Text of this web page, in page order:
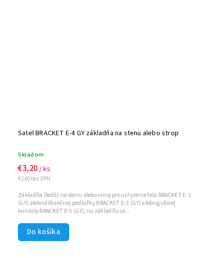
Satel BRACKET E-4 GY základňa na stenu alebo strop
Skladom
€2,60 bez DPH
€3,20 / ks
Do košíka
Základňa (šedá) na stenu alebo strop pre uchytenie tela BRACKET E-1
(GY) alebo dištančnej podložky BRACKET E-3 (GY) alebo guľovej
konzoly BRACKET E-5 (GY), na základňu sa...